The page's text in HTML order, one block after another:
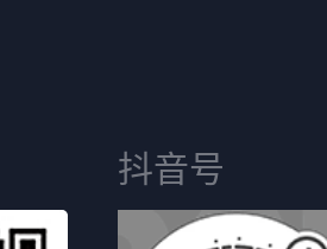
抖音号